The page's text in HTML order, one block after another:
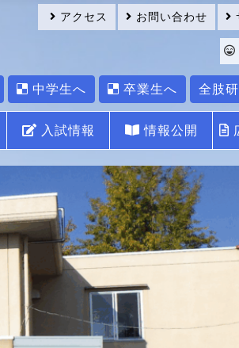
お問い合わせ
アクセス
中学生へ 卒業生へ 全肢
入試情報 情報公開